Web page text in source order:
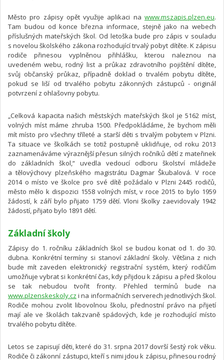
Město pro zápisy opět využije aplikaci na www.mszapis.plzen.eu.
Tam budou od konce března informace, stejně jako na webech
příslušných mateřských škol. Od letoška bude pro zápis v souladu
s novelou školského zákona rozhodující trvalý pobyt dítěte. K zápisu
rodiče přinesou vyplněnou přihlášku, kterou naleznou na
uvedeném webu, rodný list a průkaz zdravotního pojištění dítěte,
svůj občanský průkaz, případně doklad o trvalém pobytu dítěte,
pokud se liší od trvalého pobytu zákonných zástupců - originál
potvrzení z ohlašovny pobytu.
„Celková kapacita našich městských mateřských škol je 5162 míst,
volných míst máme zhruba 1500. Předpokládáme, že bychom měli
mít místo pro všechny tříleté a starší děti s trvalým pobytem v Plzni.
Ta situace ve školkách se totiž postupně uklidňuje, od roku 2013
zaznamenáváme výraznější přesun silných ročníků dětí z mateřinek
do základních škol,“ uvedla vedoucí odboru školství mládeže
a tělovýchovy plzeňského magistrátu Dagmar Škubalová. V roce
2014 o místo ve školce pro své dítě požádalo v Plzni 2445 rodičů,
město mělo k dispozici 1558 volných míst, v roce 2015 to bylo 1959
žádostí, k září bylo přijato 1759 dětí. Vloni školky zaevidovaly 1942
žádostí, přijato bylo 1891 dětí.
Základní školy
Zápisy do 1. ročníku základních škol se budou konat od 1. do 30.
dubna. Konkrétní termíny si stanoví základní školy. Většina z nich
bude mít zaveden elektronický registrační systém, který rodičům
umožňuje vybrat si konkrétní čas, kdy přijdou k zápisu a před školou
se tak nebudou tvořit fronty. Přehled termínů bude na
www.plzenskeskoly.cz i na informačních serverech jednotlivých škol.
Rodiče mohou zvolit libovolnou školu, přednostní právo na přijetí
mají ale ve školách takzvaně spádových, kde je rozhodující místo
trvalého pobytu dítěte.
Letos se zapisují děti, které do 31. srpna 2017 dovrší šestý rok věku.
Rodiče či zákonní zástupci, kteří s nimi jdou k zápisu, přinesou rodný